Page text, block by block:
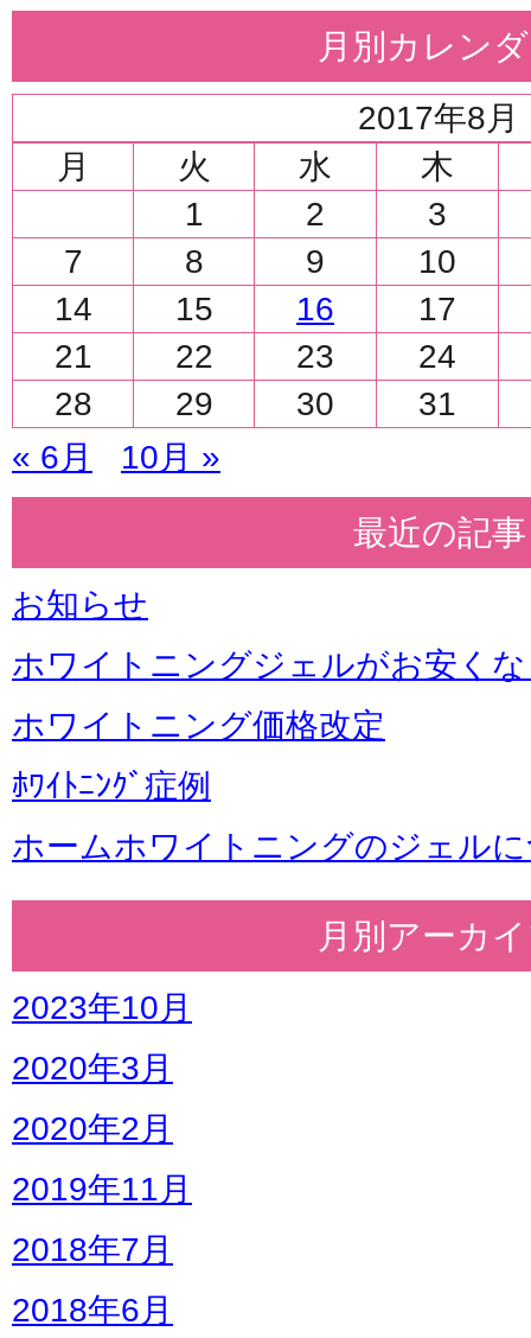
月別カレン
2017年8月
月
火 水
木
1
2
3
7
8 9
10
14
15 16
17
21
22 23
24
28
29 30 31
« 6月 10月 »
最近の記事
お知らせ
ホワイトニングジェルがお安く
ホワイトニング価格改定
ﾎﾜｲﾄﾆﾝｸﾞ症例
ホームホワイトニングのジェル
月別アーカ
2023年10月
2020年3月
2020年2月
2019年11月
2018年7月
2018年6月